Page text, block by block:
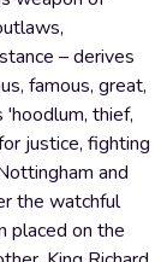
– derives
famous, great,
'hoodlum, thief,
justice, fighting
and
the watchful
placed on the